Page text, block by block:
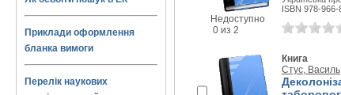
Приклади оформлення
бланка вимоги
Перелік наукових
Недоступно
0 из 2
ISBN 978-
Книга
Стус, Василь